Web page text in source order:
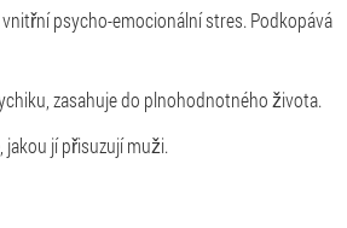
psycho-emocionální stres. Podkopává
zasahuje do plnohodnotného života.
jakou jí přisuzují muži.